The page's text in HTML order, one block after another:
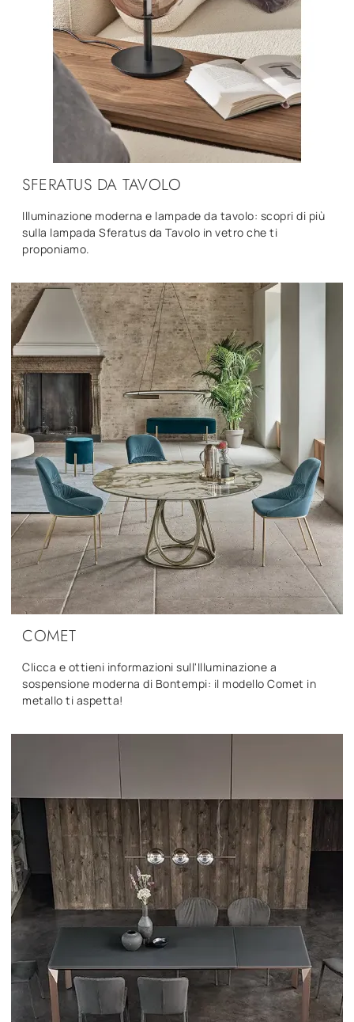
SFERATUS DA TAVOLO
Illuminazione moderna e lampade da tavolo: scopri di più
sulla lampada Sferatus da Tavolo in vetro che ti
proponiamo.
COMET
Clicca e ottieni informazioni sull'Illuminazione a
sospensione moderna di Bontempi: il modello Comet in
metallo ti aspetta!